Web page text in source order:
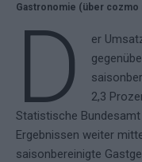
Gastronomie (über cozmo
D
er
2,3
Statistische
Ergebnissen weiter
saisonbereinigte